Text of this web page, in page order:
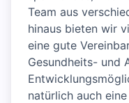
Team aus
hinaus bieten wir
eine gute
Gesundheits- und
natürlich auch